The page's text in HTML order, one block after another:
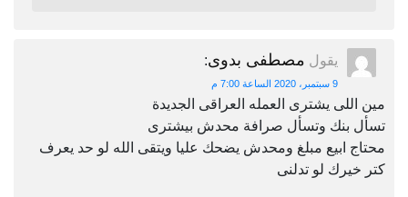
يقول مصطفى بدوى:
9 سبتمبر، 2020 الساعة 7:00 م
مين اللى يشترى العمله العراقى الجديدة
تسأل بنك وتسأل صرافة محدش بيشترى
محتاج ابيع مبلغ ومحدش يضحك عليا ويتقى الله لو حد يعرف
كتر خيرك لو تدلنى